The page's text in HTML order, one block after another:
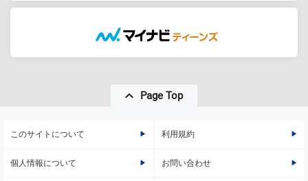
Page Top
このサイトについて 利用規約
個人情報について お問い合わせ